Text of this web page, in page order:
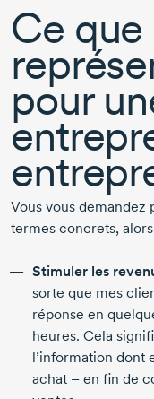
Ce que
pour
Vous vous demandez
termes concrets,
Stimuler les
sorte que mes
réponse en
heures. Cela
l’information dont
achat – en fin de